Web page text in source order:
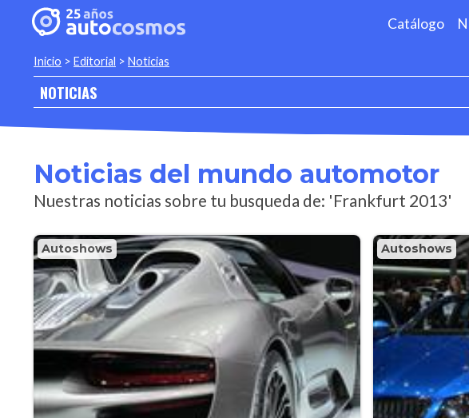
Catálogo
Inicio > Editorial > Noticias
NOTICIAS
Noticias del mundo automotor
Nuestras noticias sobre tu busqueda de: 'Frankfurt 2013'
Autoshows Autoshows